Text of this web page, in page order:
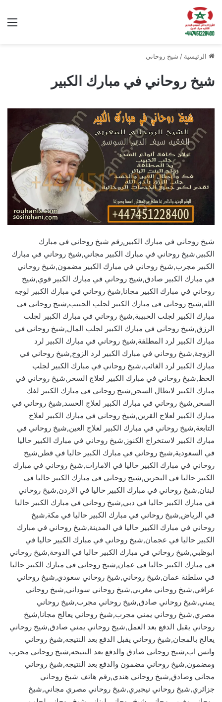
الرئيسية / شيخ روحاني
شيخ روحاني في مبارك الكبير
شيخ روحاني في مبارك الكبير,رقم شيخ روحاني في مبارك
الكبير,شيخ روحاني في مبارك الكبير مجاني,شيخ روحاني في مبارك
الكبير مجرب,شيخ روحاني في مبارك الكبير مضمون,شيخ روحاني
في مبارك الكبير صادق,شيخ روحاني في مبارك الكبير قوي,شيخ
روحاني في مبارك الكبير مجانا,شيخ روحاني في مبارك الكبير لوجه
الله,شيخ روحاني في مبارك الكبير لجلب الحبيب,شيخ روحاني في
مبارك الكبير لجلب الحبيبة,شيخ روحاني في مبارك الكبير لجلب
الرزق,شيخ روحاني في مبارك الكبير لجلب المال,شيخ روحاني في
مبارك الكبير لرد المطلقة,شيخ روحاني في مبارك الكبير لرد
الزوجة,شيخ روحاني في مبارك الكبير لرد الزوج,شيخ روحاني في
مبارك الكبير لرد الغائب,شيخ روحاني في مبارك الكبير لجلب
الحظ,شيخ روحاني في مبارك الكبير لعلاج السحر,شيخ روحاني في
مبارك الكبير لابطال السحر,شيخ روحاني في مبارك الكبير لفك
السحر,شيخ روحاني في مبارك الكبير لعلاج الحسد,شيخ روحاني في
مبارك الكبير لعلاج القرين,شيخ روحاني في مبارك الكبير لعلاج
التابعة,شيخ روحاني في مبارك الكبير لعلاج العين,شيخ روحاني في
مبارك الكبير لاستخراج الكنوز,شيخ روحاني في مبارك الكبير حاليا
في السعودية,شيخ روحاني في مبارك الكبير حاليا في قطر,شيخ
روحاني في مبارك الكبير حاليا في الامارات,شيخ روحاني في مبارك
الكبير حاليا في البحرين,شيخ روحاني في مبارك الكبير حاليا في
لبنان,شيخ روحاني في مبارك الكبير حاليا في الاردن,شيخ روحاني
في مبارك الكبير حاليا في دبي,شيخ روحاني في مبارك الكبير حاليا
في الرياض,شيخ روحاني في مبارك الكبير حاليا في مكة,شيخ
روحاني في مبارك الكبير حاليا في المدينة,شيخ روحاني في مبارك
الكبير حاليا في عجمان,شيخ روحاني في مبارك الكبير حاليا في
ابوظبي,شيخ روحاني في مبارك الكبير حاليا في الدوحة,شيخ روحاني
في مبارك الكبير حاليا في عمان,شيخ روحاني في مبارك الكبير حاليا
في سلطنة عمان,شيخ روحاني,شيخ روحاني سعودي,شيخ روحاني
عراقي,شيخ روحاني مغربي,شيخ روحاني سوداني,شيخ روحاني
يمني,شيخ روحاني صادق,شيخ روحاني مجرب,شيخ روحاني
مصري,شيخ روحاني يمني مجرب,شيخ روحاني يعالج مجانا,شيخ
روحاني يقبل الدفع بعد العمل,شيخ روحاني يمني صادق,شيخ روحاني
يعالج بالمجان,شيخ روحاني يقبل الدفع بعد النتيجه,شيخ روحاني
واتس اب,شيخ روحاني صادق والدفع بعد النتيجه,شيخ روحاني مجرب
ومضمون,شيخ روحاني مضمون والدفع بعد النتيجه,شيخ روحاني
مجاني وصادق,شيخ روحاني هندي,رقم هاتف شيخ روحاني
جزائري,شيخ روحاني نيجيري,شيخ روحاني مصري مجاني,شيخ